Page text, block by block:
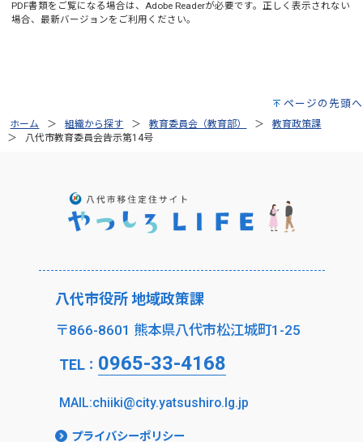
PDF書類をご覧になる場合は、 Adobe Readerが必要です。正しく表示されない
場合、最新バージョンをご利用ください。
ページの先頭へ
ホーム 組織から探す 教育委員会（教育部）
教育政策課
八代市教育委員会告示第14号
八代市役所 地域政策課
〒866-8601 熊本県八代市松江城町1-25
TEL： 0965-33-4168
MAIL:chiiki@city.yatsushiro.lg.jp
プライバシーポリシー